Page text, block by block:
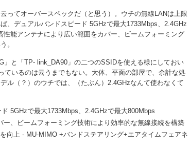
ってオーバースペックだ（と思う）。ウチの無線LANは上限
、デュアルバンドスピード 5GHzで最大1733Mbps、2.4GHz
能アンテナにより広い範囲をカバー、ビームフォーミング
。
と「TP- link_DA90」の二つのSSIDを使える様にしておい
ているのは云うまでもない。大体、平面の部屋で、余計な処
ル（？）のウチでは、（たぶん）2.4GHzなんて使わなくて
5GHzで最大1733Mbps、2.4GHzで最大800Mbps
、ビームフォーミング技術により効率的な無線接続を構築
向上 - MU-MIMO +バンドステアリング+エアタイムフェアネ